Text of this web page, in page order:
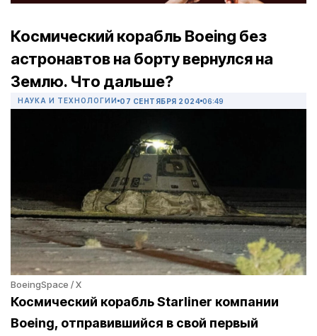
Космический корабль Boeing без
астронавтов на борту вернулся на
Землю. Что дальше?
НАУКА И ТЕХНОЛОГИИ 07 СЕНТЯБРЯ 2024 06:49
BoeingSpace / X
Космический корабль Starliner компании
Boeing, отправившийся в свой первый